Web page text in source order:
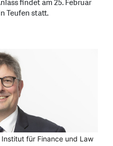
findet am 25. Februar
Teufen statt.
für Finance und Law